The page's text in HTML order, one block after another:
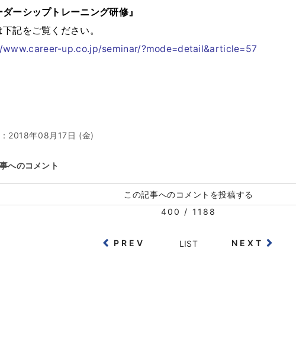
ダーシップトレーニング研修』
記をご覧ください。
up.co.jp/seminar/?mode=detail&article=57
2018年08月17日 (金)
へのコメント
この記事へのコメントを投稿する
400 / 1188
PREV LIST NEXT